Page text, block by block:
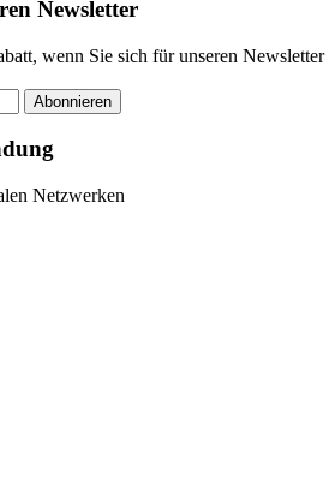
Newsletter
wenn Sie sich für unseren Newsletter
Abonnieren
Netzwerken